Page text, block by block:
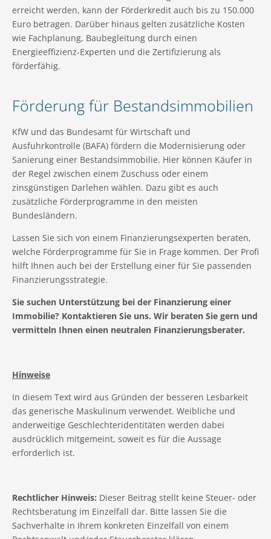
erreicht werden, kann der Förderkredit auch bis zu 150.000
Euro betragen. Darüber hinaus gelten zusätzliche Kosten
wie Fachplanung, Baubegleitung durch einen
Energieeffizienz-Experten und die Zertifizierung als
förderfähig.
Förderung für Bestandsimmobilien
KfW und das Bundesamt für Wirtschaft und
Ausfuhrkontrolle (BAFA) fördern die Modernisierung oder
Sanierung einer Bestandsimmobilie. Hier können Käufer in
der Regel zwischen einem Zuschuss oder einem
zinsgünstigen Darlehen wählen. Dazu gibt es auch
zusätzliche Förderprogramme in den meisten
Bundesländern.
Lassen Sie sich von einem Finanzierungsexperten beraten,
welche Förderprogramme für Sie in Frage kommen. Der Profi
hilft Ihnen auch bei der Erstellung einer für Sie passenden
Finanzierungsstrategie.
Sie suchen Unterstützung bei der Finanzierung einer
Immobilie? Kontaktieren Sie uns. Wir beraten Sie gern und
vermitteln Ihnen einen neutralen Finanzierungsberater.
Hinweise
In diesem Text wird aus Gründen der besseren Lesbarkeit
das generische Maskulinum verwendet. Weibliche und
anderweitige Geschlechteridentitäten werden dabei
ausdrücklich mitgemeint, soweit es für die Aussage
erforderlich ist.
Rechtlicher Hinweis: Dieser Beitrag stellt keine Steuer- oder
Rechtsberatung im Einzelfall dar. Bitte lassen Sie die
Sachverhalte in Ihrem konkreten Einzelfall von einem